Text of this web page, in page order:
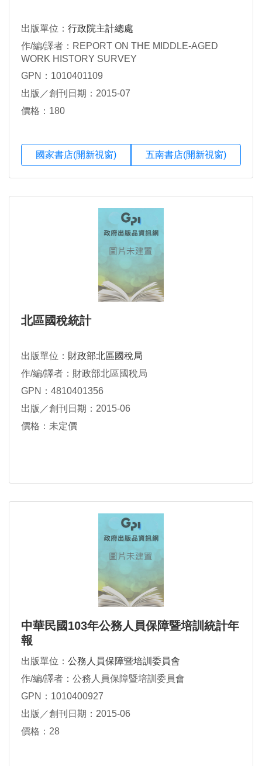
出版單位： 行政院主計總處
作/編/譯者：REPORT ON THE MIDDLE-AGED
WORK HISTORY SURVEY
GPN：1010401109
出版／創刊日期：2015-07
價格：180
國家書店(開新視窗) 五南書店(開新視窗)
北區國稅統計
出版單位： 財政部北區國稅局
作/編/譯者：財政部北區國稅局
GPN：4810401356
出版／創刊日期：2015-06
價格：未定價
中華民國103年公務人員保障暨培訓統計年
報
出版單位： 公務人員保障暨培訓委員會
作/編/譯者：公務人員保障暨培訓委員會
GPN：1010400927
出版／創刊日期：2015-06
價格：28